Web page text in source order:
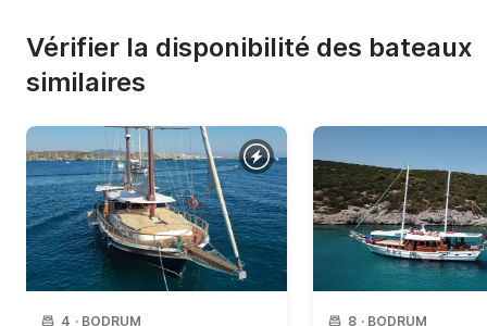
Vérifier la disponibilité des bateaux
similaires
4 · BODRUM 8 · BODRUM